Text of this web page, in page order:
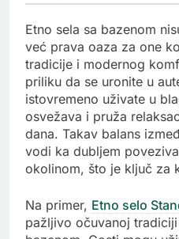
Etno sela sa bazenom
već prava oaza za one
tradicije i modernog
priliku da se uronite u
istovremeno uživate u
osvežava i pruža
dana. Takav balans
vodi ka dubljem
okolinom, što je ključ za
Na primer, Etno selo
pažljivo očuvanoj